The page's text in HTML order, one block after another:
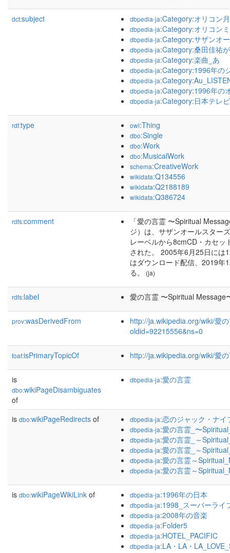
dct:subject dbpedia-ja:Category:オリコン
dbpedia-ja:Category:オリコン
dbpedia-ja:Category:サザンオ
dbpedia-ja:Category:桑田佳祐
dbpedia-ja:Category:楽曲_あ
dbpedia-ja:Category:1996年の
dbpedia-ja
dbpedia-ja:Category:1996年の
dbpedia-ja:Category:日本テレ
rdf:type owl:Thing
dbo:Single
dbo:Work
dbo:MusicalWork
schema:CreativeWork
wikidata:Q134556
wikidata:Q2188189
wikidata:Q386724
rdfs:comment
「愛の言霊 〜Spiritual
ジ）は、サザンオールスター
レーベルから8cmCD・カセ
された。 2005年6月25日には
はダウンロード配信、2019年
る。
(ja)
rdfs:label 愛の言霊 〜Spiritual Message
prov:wasDerivedFrom
http://ja.wikipedia.org/wiki/愛
oldid=92215556&ns=0
foaf:isPrimaryTopicOf http://ja.wikipedia.org/wiki/愛
is
dbo:wikiPageDisambiguates
of
dbpedia-ja:愛の言霊
is dbo:wikiPageRedirects of dbpedia-ja:恋のジャック・ナイ
dbpedia-ja:愛の言霊_〜
dbpedia-ja:愛の言霊_～
dbpedia-ja:愛の言霊_～
dbpedia-ja:愛の言霊～
dbpedia-ja:愛の言霊～
is dbo:wikiPageWikiLink of dbpedia-ja:1996年の日本
dbpedia-ja:1998_スーパーライ
dbpedia-ja:2008年の音楽
dbpedia-ja:Folder5
dbpedia-ja:HOTEL_PACIFIC
dbpedia-ja:LA・LA・